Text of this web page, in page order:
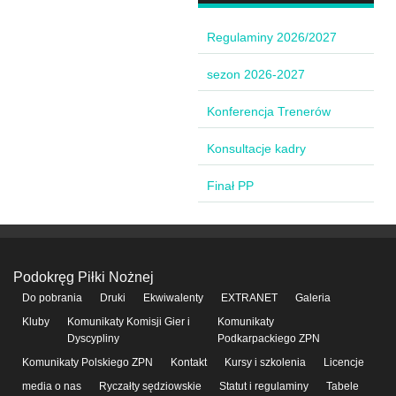
Regulaminy 2026/2027
sezon 2026-2027
Konferencja Trenerów
Konsultacje kadry
Finał PP
Podokręg Piłki Nożnej
Do pobrania Druki Ekwiwalenty EXTRANET
Galeria
Kluby
Komunikaty Komisji Gier i
Dyscypliny
Komunikaty
Podkarpackiego ZPN
Komunikaty Polskiego ZPN
Kontakt Kursy i szkolenia
Licencje
media o nas
Ryczałty sędziowskie Statut i regulaminy
Tabele